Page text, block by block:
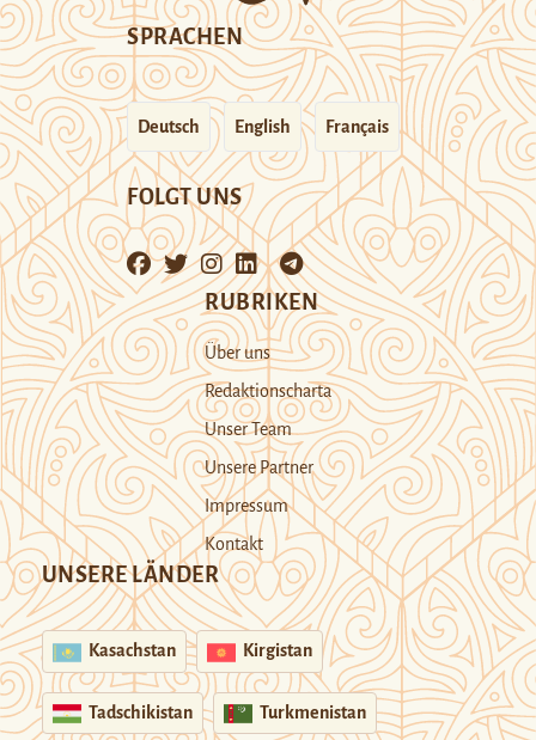
SPRACHEN
Deutsch English Français
FOLGT UNS
RUBRIKEN
Über uns
Redaktionscharta
Unser Team
Unsere Partner
Impressum
Kontakt
UNSERE LÄNDER
Kasachstan Kirgistan
Tadschikistan Turkmenistan